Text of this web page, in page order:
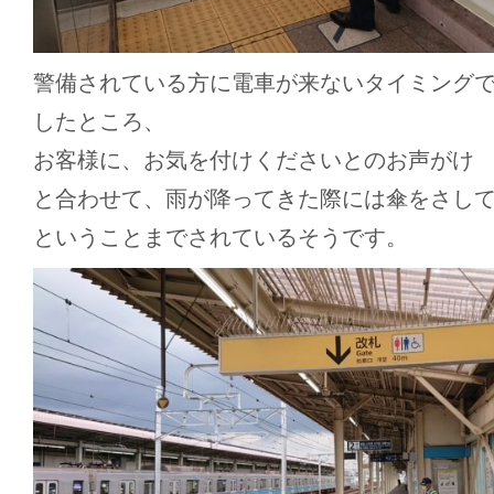
警備されている方に電車が来ないタイミング
したところ、
お客様に、お気を付けくださいとのお声がけ
と合わせて、雨が降ってきた際には傘をさし
ということまでされているそうです。